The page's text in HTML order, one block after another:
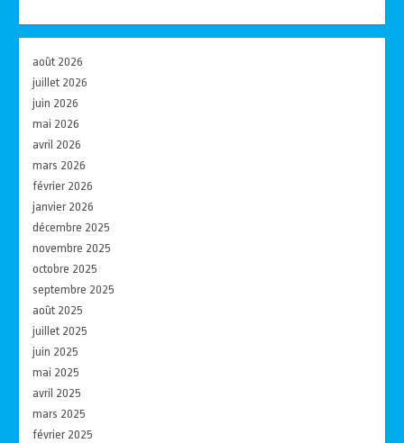
août 2026
juillet 2026
juin 2026
mai 2026
avril 2026
mars 2026
février 2026
janvier 2026
décembre 2025
novembre 2025
octobre 2025
septembre 2025
août 2025
juillet 2025
juin 2025
mai 2025
avril 2025
mars 2025
février 2025